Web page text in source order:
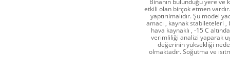
Binanın bulunduğu yere ve
etkili olan birçok etmen
yaptırılmalıdır. Şu model
amacı , kaynak stabileteleri
hava kaynaklı , -15 C
verimliliği analizi yaparak
değerinin yüksekliği
olmaktadır. Soğutma ve